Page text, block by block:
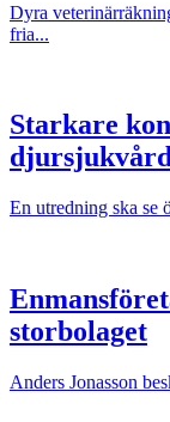
Dyra
fria...
Starkare
En utredning ska se
storbolaget
Anders Jonasson